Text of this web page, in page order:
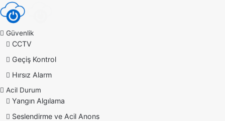
Güvenlik
CCTV
Geçiş Kontrol
Hırsız Alarm
Acil Durum
Yangın Algılama
Seslendirme ve Acil Anons